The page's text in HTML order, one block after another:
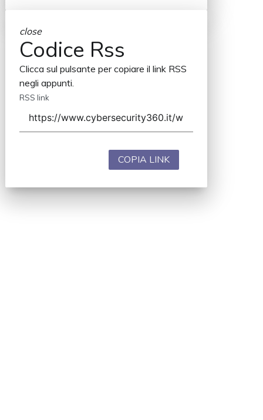
close
Codice Rss
Clicca sul pulsante per copiare il link RSS
negli appunti.
RSS link
COPIA LINK